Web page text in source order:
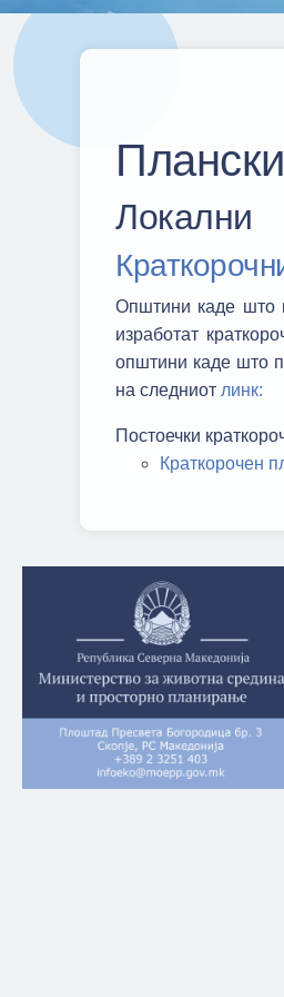
Локални
Општини каде што
изработат
општини каде што
на следниот линк:
Постоечки
Краткорочен